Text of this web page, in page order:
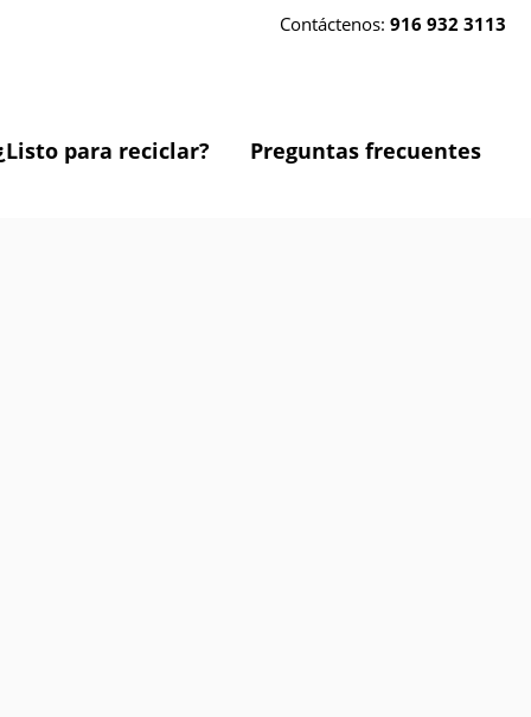
Contáctenos: 916 932 3113
para reciclar? Preguntas frecuentes